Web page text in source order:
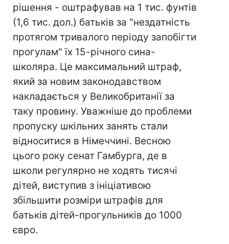
рішення - оштрафував на 1 тис. фунтів
(1,6 тис. дол.) батьків за "нездатність
протягом тривалого періоду запобігти
прогулам" їх 15-річного сина-
школяра. Це максимальний штраф,
який за новим законодавством
накладається у Великобританії за
таку провину. Уважніше до проблеми
пропуску шкільних занять стали
відноситися в Німеччині. Весною
цього року сенат Гамбурга, де в
школи регулярно не ходять тисячі
дітей, виступив з ініціативою
збільшити розміри штрафів для
батьків дітей-прогульників до 1000
євро.